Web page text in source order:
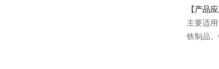
【产品
主要适
铁制品